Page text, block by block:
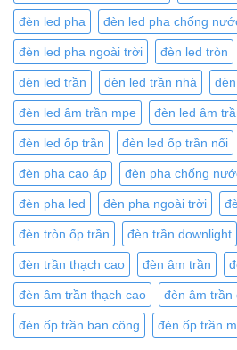
đèn led pha đèn led pha chống
đèn led pha ngoài trời đèn led tròn
đèn led trần đèn led trần nhà
đèn led âm trần mpe đèn led âm
đèn led ốp trần đèn led ốp trần nổi
đèn pha cao áp đèn pha chống
đèn pha led đèn pha ngoài trời
đèn tròn ốp trần đèn trần downlight
đèn trần thạch cao đèn âm trần
đèn âm trần thạch cao đèn âm trần
đèn ốp trần ban công đèn ốp trần